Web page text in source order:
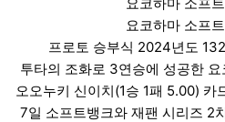
요코하마 소프
프로토 승부식 2024년도
투타의 조화로 3연승에 성공한
오오누키 신이치(1승 1패 5.00) 카
7일 소프트뱅크와 재팬 시리즈 2